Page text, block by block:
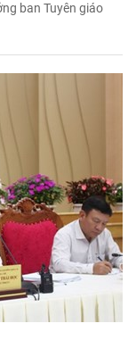
ban Tuyên giáo